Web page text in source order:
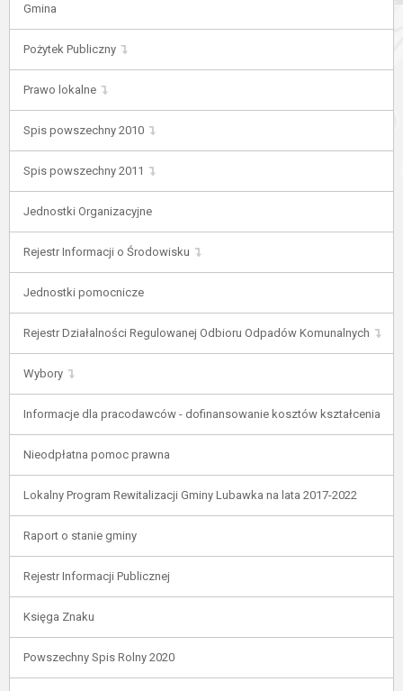
Gmina
Pożytek Publiczny
Prawo lokalne
Spis powszechny 2010
Spis powszechny 2011
Jednostki Organizacyjne
Rejestr Informacji o Środowisku
Jednostki pomocnicze
Rejestr Działalności Regulowanej Odbioru Odpadów Komunalnych
Wybory
Informacje dla pracodawców - dofinansowanie kosztów kształcenia
Nieodpłatna pomoc prawna
Lokalny Program Rewitalizacji Gminy Lubawka na lata 2017-2022
Raport o stanie gminy
Rejestr Informacji Publicznej
Księga Znaku
Powszechny Spis Rolny 2020